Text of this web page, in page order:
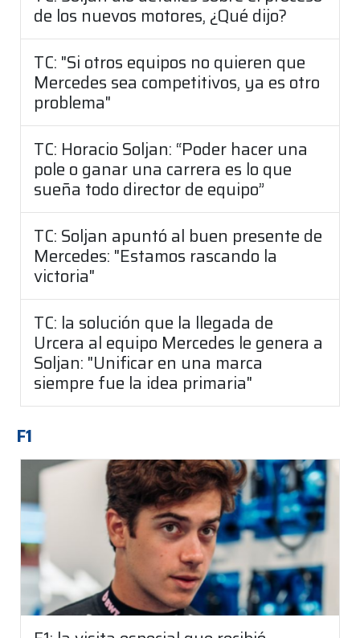
de los nuevos motores, ¿Qué dijo?
TC: "Si otros equipos no quieren que
Mercedes sea competitivos, ya es otro
problema"
TC: Horacio Soljan: “Poder hacer una
pole o ganar una carrera es lo que
sueña todo director de equipo”
TC: Soljan apuntó al buen presente de
Mercedes: "Estamos rascando la
victoria"
TC: la solución que la llegada de
Urcera al equipo Mercedes le genera a
Soljan: "Unificar en una marca
siempre fue la idea primaria"
F1